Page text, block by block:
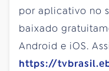
por aplicativo no
baixado
Android e iOS.
https://